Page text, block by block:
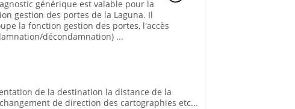
générique est valable pour la
gestion des portes de la Laguna. Il
la fonction gestion des portes, l'accès
décondamnation) ...
de la destination la distance de la
de direction des cartographies etc...